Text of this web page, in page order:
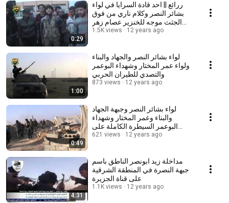
0:29
ررائع || احد قادة السرايا في لواء
بشائر النصر وكلام ناري من فوق
الجثث موجه للخنزير عصام زهر
الدين
1.5K views 12 years ago
1:00
لواء بشائر النصر والجهاد والبناء
ولواء عمر المختار وشهداء البوعمر
والتصدي للطيران الحربي
873 views 12 years ago
0:49
لواء بشائر النصر وجبهة الجهاد
والبناء وعمر المختار وشهداء
البوعمر السيطرة الكاملة على
القطاع الجنوبي
621 views 12 years ago
4:31
مداخلة زيد ابونصر الناطق باسم
جبهة النصرة في المنطقة الشرقية
على قناة الجزيرة
1.1K views 12 years ago